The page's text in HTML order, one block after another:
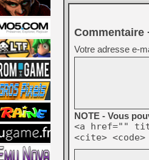
Commentaire
Votre adresse e-
NOTE - Vous
<a href=""
<cite>